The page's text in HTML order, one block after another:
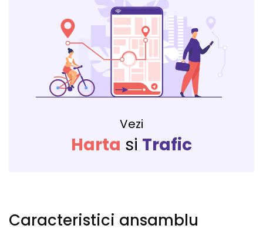
Vezi
Harta si Trafic
Caracteristici ansamblu